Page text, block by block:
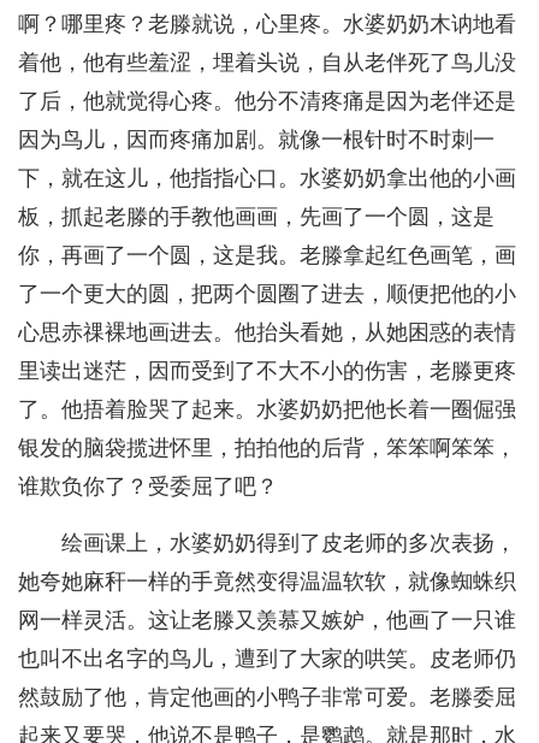
啊？哪里疼？老滕就说，心里疼。水婆奶奶木讷地看
着他，他有些羞涩，埋着头说，自从老伴死了鸟儿没
了后，他就觉得心疼。他分不清疼痛是因为老伴还是
因为鸟儿，因而疼痛加剧。就像一根针时不时刺一
下，就在这儿，他指指心口。水婆奶奶拿出他的小画
板，抓起老滕的手教他画画，先画了一个圆，这是
你，再画了一个圆，这是我。老滕拿起红色画笔，画
了一个更大的圆，把两个圆圈了进去，顺便把他的小
心思赤祼裸地画进去。他抬头看她，从她困惑的表情
里读出迷茫，因而受到了不大不小的伤害，老滕更疼
了。他捂着脸哭了起来。水婆奶奶把他长着一圈倔强
银发的脑袋揽进怀里，拍拍他的后背，笨笨啊笨笨，
谁欺负你了？受委屈了吧？
绘画课上，水婆奶奶得到了皮老师的多次表扬，
她夸她麻秆一样的手竟然变得温温软软，就像蜘蛛织
网一样灵活。这让老滕又羡慕又嫉妒，他画了一只谁
也叫不出名字的鸟儿，遭到了大家的哄笑。皮老师仍
然鼓励了他，肯定他画的小鸭子非常可爱。老滕委屈
起来又要哭，他说不是鸭子，是鹦鹉。就是那时，水